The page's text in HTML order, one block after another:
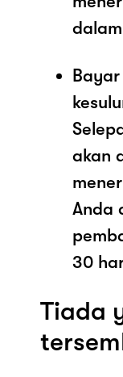
akan
Anda
30
Tiada